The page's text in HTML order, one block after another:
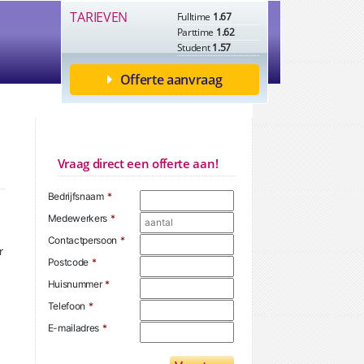
TARIEVEN Fulltime 1.67
Parttime 1.62
Student1.57
Offerte aanvraag
Vraag direct een offerte aan!
Bedrijfsnaam *
Medewerkers *
Contactpersoon *
Postcode *
Huisnummer *
Telefoon *
E-mailadres *